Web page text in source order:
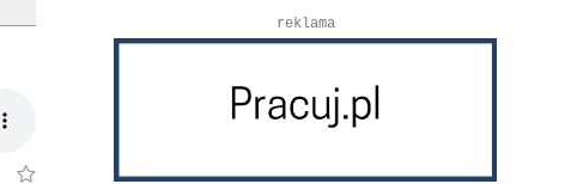
reklama